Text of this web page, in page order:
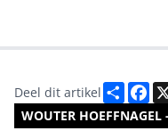
WOUTER
Deel dit artikel Deel